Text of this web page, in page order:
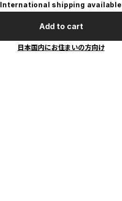
International shipping available
Add to cart
日本国内にお住まいの方向け